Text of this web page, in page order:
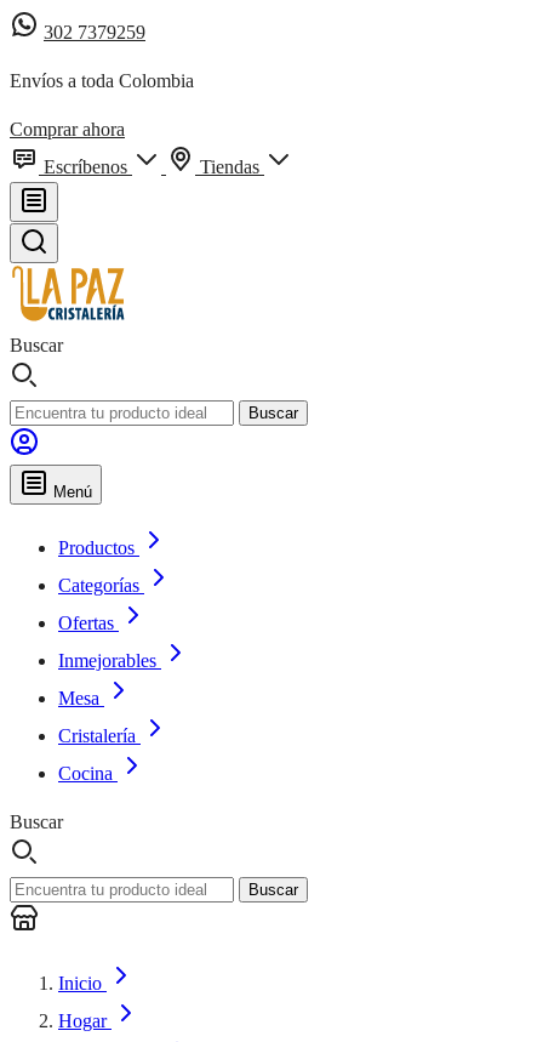
302 7379259
Envíos a toda Colombia
Comprar ahora
Escríbenos
Tiendas
Buscar
Buscar
Menú
Productos
Categorías
Ofertas
Inmejorables
Mesa
Cristalería
Cocina
Buscar
Buscar
Inicio
Hogar